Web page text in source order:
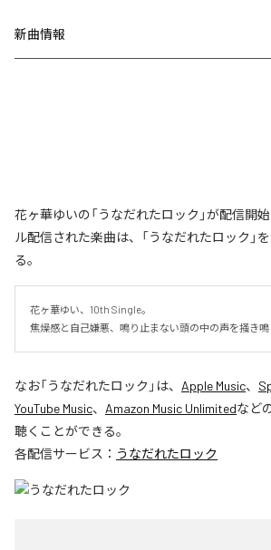
新曲情報
花ヶ華ゆいの「うなだれたロック」が配信開
ル配信された楽曲は、「うなだれたロック」
る。
花ヶ華ゆい、10th Single。
焦燥感と自己嫌悪、鳴り止まない頭の中の声を掻き鳴
なお「うなだれたロック 」は、 Apple Music、
YouTube Music、 Amazon Music Unlimitedなど
聴くことができる。
各配信サービス： うなだれたロック